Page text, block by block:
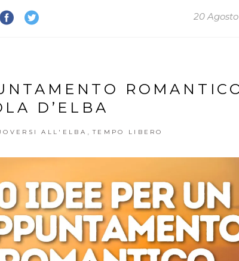
20
D’ELBA
ALL'ELBA TEMPO LIBERO